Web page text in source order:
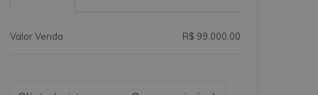
Valor Venda R$ 99.000,00